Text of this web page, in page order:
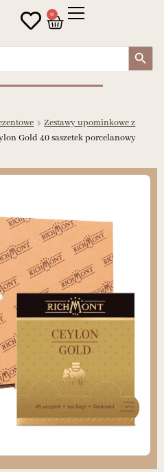
0
Search Button
Zestawy upominkowe z
Gold 40 saszetek porcelanowy